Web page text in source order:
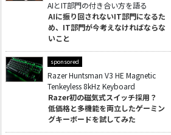
AIとIT部門の付き合い方を語る
AIに振り回されないIT部門になるた
め、IT部門が今考えなければならな
いこと
sponsored
Razer Huntsman V3 HE Magnetic
Tenkeyless 8kHz Keyboard
Razer初の磁気式スイッチ採用？
低価格と多機能を両立したゲーミン
グキーボードを試してみた